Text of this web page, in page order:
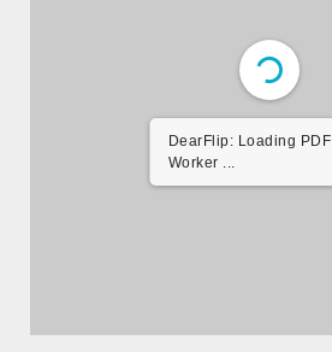
DearFlip: Loading PDF
Worker ...